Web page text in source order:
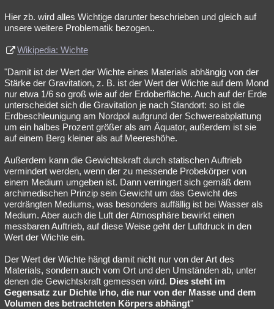
Hier zb. wird alles Wichtige darunter beschrieben und gleich auf
unsere weitere Problematik bezogen..
Wikipedia: Wichte
"Damit ist der Wert der Wichte eines Materials abhängig von der
Stärke der Gravitation, z. B. ist der Wert der Wichte auf dem Mond
nur etwa 1/6 so groß wie auf der Erdoberfläche. Auch auf der Erde
unterscheidet sich die Gravitation je nach Standort: so ist die
Erdbeschleunigung am Nordpol aufgrund der Schwereabplattung
um ein halbes Prozent größer als am Äquator, außerdem ist sie
auf einem Berg kleiner als auf Meereshöhe.
Außerdem kann die Gewichtskraft durch statischen Auftrieb
vermindert werden, wenn der zu messende Probekörper von
einem Medium umgeben ist. Dann verringert sich gemäß dem
archimedischen Prinzip sein Gewicht um das Gewicht des
verdrängten Mediums, was besonders auffällig ist bei Wasser als
Medium. Aber auch die Luft der Atmosphäre bewirkt einen
messbaren Auftrieb, auf diese Weise geht der Luftdruck in den
Wert der Wichte ein.
Der Wert der Wichte hängt damit nicht nur von der Art des
Materials, sondern auch vom Ort und den Umständen ab, unter
denen die Gewichtskraft gemessen wird. Dies steht im
Gegensatz zur Dichte \rho, die nur von der Masse und dem
Volumen des betrachteten Körpers abhängt"